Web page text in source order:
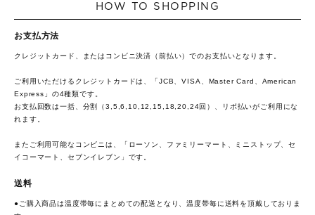
HOW TO SHOPPING
お支払方法
クレジットカード、またはコンビニ決済（前払い）でのお支払いとなります。
ご利用いただけるクレジットカードは、「JCB、VISA、Master Card、American
Express」の4種類です。
お支払回数は一括、分割（3,5,6,10,12,15,18,20,24回）、リボ払いがご利用にな
れます。
またご利用可能なコンビニは、「ローソン、ファミリーマート、ミニストップ、セ
イコーマート、セブンイレブン」です。
送料
●ご購入商品は温度帯毎にまとめての配送となり、温度帯毎に送料を頂戴しておりま